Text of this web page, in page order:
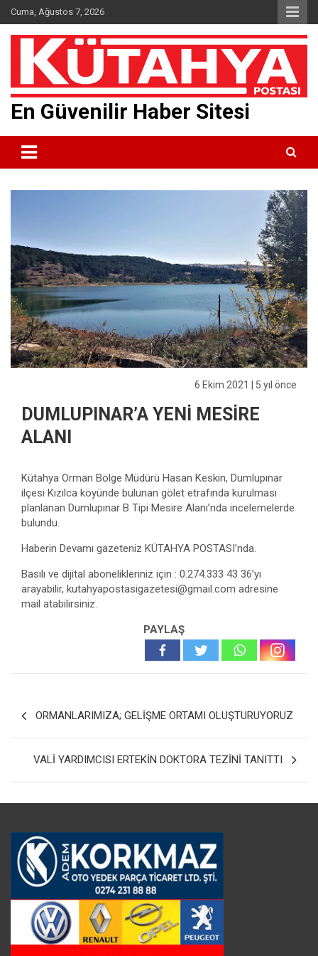
Skip
to
content
Cuma, Ağustos 7, 2026
En Güvenilir Haber Sitesi
6 Ekim 2021 | 5 yıl önce
DUMLUPINAR’A YENİ MESİRE
ALANI
Kütahya Orman Bölge Müdürü Hasan Keskin, Dumlupınar
ilçesi Kızılca köyünde bulunan gölet etrafında kurulması
planlanan Dumlupınar B Tipi Mesire Alanı’nda incelemelerde
bulundu.
Haberin Devamı gazeteniz KÜTAHYA POSTASI’nda.
Basılı ve dijital abonelikleriniz için : 0.274.333 43 36’yı
arayabilir, kutahyapostasigazetesi@gmail.com adresine
mail atabilirsiniz.
PAYLAŞ
ORMANLARIMIZA; GELİŞME ORTAMI OLUŞTURUYORUZ
VALİ YARDIMCISI ERTEKİN DOKTORA TEZİNİ TANITTI